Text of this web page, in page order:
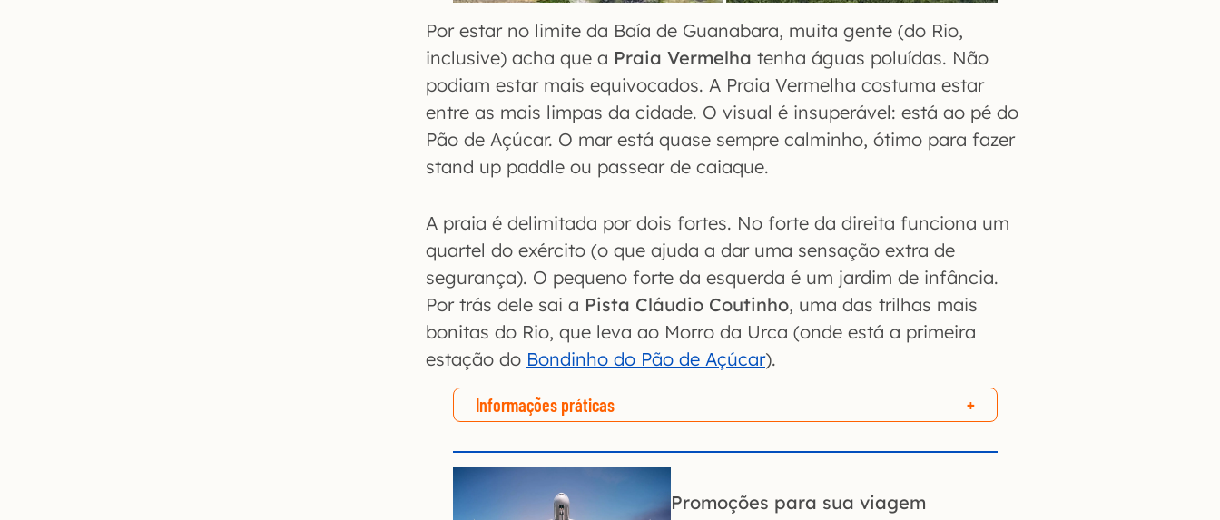
Por estar no limite da Baía de Guanabara, muita gente (do Rio,
inclusive) acha que a Praia Vermelha tenha águas poluídas. Não
podiam estar mais equivocados. A Praia Vermelha costuma estar
entre as mais limpas da cidade. O visual é insuperável: está ao pé do
Pão de Açúcar. O mar está quase sempre calminho, ótimo para fazer
stand up paddle ou passear de caiaque.
A praia é delimitada por dois fortes. No forte da direita funciona um
quartel do exército (o que ajuda a dar uma sensação extra de
segurança). O pequeno forte da esquerda é um jardim de infância.
Por trás dele sai a Pista Cláudio Coutinho, uma das trilhas mais
bonitas do Rio, que leva ao Morro da Urca (onde está a primeira
estação do Bondinho do Pão de Açúcar).
Informações práticas
Promoções para sua viagem